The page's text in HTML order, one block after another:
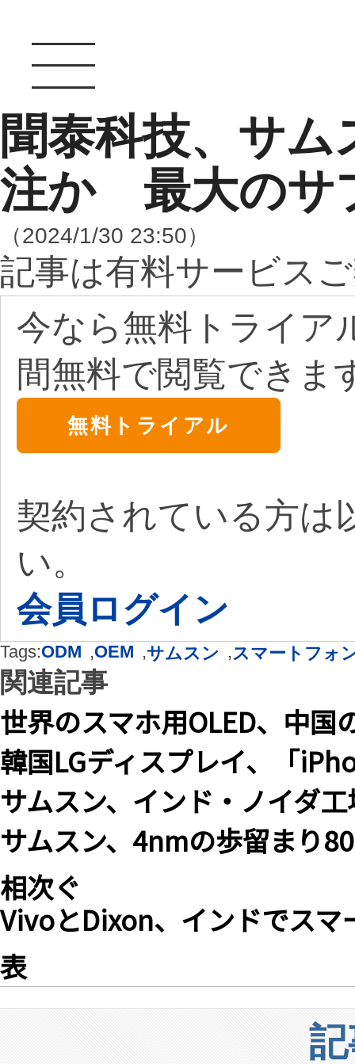
聞泰科技、サ
注か 最大のサ
（2024/1/30 23:50）
記事は有料サービス
今なら無料トライア
間無料で閲覧できま
無料トライアル
契約されている方は
い。
会員ログイン
Tags:ODM ,OEM ,サムスン ,スマートフォ
関連記事
世界のスマホ用OLED、中
韓国LGディスプレイ、「
サムスン、インド・ノイダ
サムスン、4nmの歩留まり
相次ぐ
VivoとDixon、インドでスマ
表